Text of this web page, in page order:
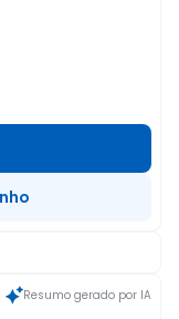
Resumo gerado por IA